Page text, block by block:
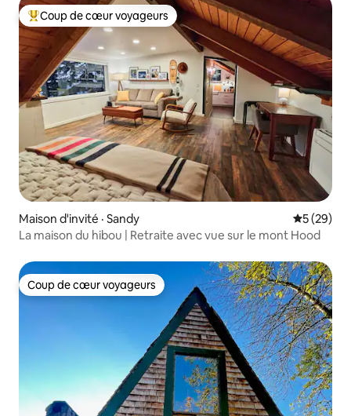
Coup de cœur voyageurs parmi les plus aimés
Coup de cœur voyageurs
Maison d'invité · Sandy Note
5 (29)
La maison du hibou | Retraite avec vue sur le mont Hood
Coup de cœur voyageurs
Coup de cœur voyageurs